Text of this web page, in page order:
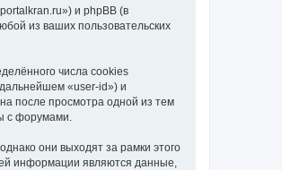
и phpBB (в
из ваших пользовательских
числа cookies
«user-id») и
после просмотра одной из тем
с форумами.
они выходят за рамки этого
информации являются данные,